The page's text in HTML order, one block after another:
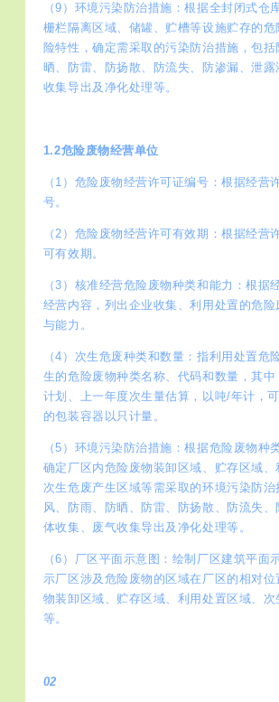
（9）环境污染防治措施：根据全封闭式仓
栅栏隔离区域、储罐、贮槽等设施贮存的
险特性，确定需采取的污染防治措施，包
晒、防雷、防扬散、防流失、防渗漏、泄
收集导出及净化处理等。
1.2危险废物经营单位
（1）危险废物经营许可证编号：根据经营
号。
（2）危险废物经营许可有效期：根据经营
可有效期。
（3）核准经营危险废物种类和能力：根据
经营内容，列出企业收集、利用处置的危
与能力。
（4）次生危废种类和数量：指利用处置危
生的危险废物种类名称、代码和数量，其中
计划、上一年度次生量估算，以吨/年计，
的包装容器以只计量。
（5）环境污染防治措施：根据危险废物种
确定厂区内危险废物装卸区域、贮存区域、
次生危废产生区域等需采取的环境污染防
风、防雨、防晒、防雷、防扬散、防流失
体收集、废气收集导出及净化处理等。
（6）厂区平面示意图：绘制厂区建筑平面
示厂区涉及危险废物的区域在厂区的相对位
物装卸区域、贮存区域、利用处置区域、
等。
02